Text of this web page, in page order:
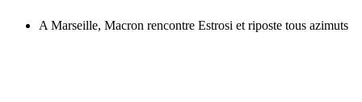
A Marseille, Macron rencontre Estrosi et riposte tous azimuts